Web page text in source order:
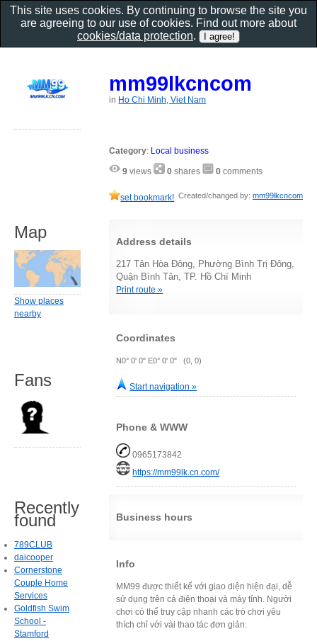
mm99lkcncom
in Ho Chi Minh, Viet Nam
Category: Local business
9 views 0 shares 0 comments
set bookmark! Created/changed by: mm99lkcncom
Address details
217 Tân Hòa Đông, Phường Bình Trị Đông,
Quận Bình Tân, TP. Hồ Chí Minh
Print route »
Coordinates
N0° 0' 0" E0° 0' 0" (0, 0)
Start navigation »
Phone & WWW
0965173842
https://mm99lk.cn.com/
Business hours
Info
MM99 được thiết kế với giao diện hiện đại, dễ
sử dụng trên cả điện thoại và máy tính. Người
chơi có thể truy cập nhanh các trò chơi yêu
thích chỉ với vài thao tác đơn giản.
Map
Show places
nearby
Fans
Recently
found
789CLUB
daicooper
Cornerstone
Couple Home
Services
Goldfish Swim
School -
Stamford
This site uses cookies. By continuing to browse the site you
are agreeing to our use of cookies. Find out more about
cookies/data protection.